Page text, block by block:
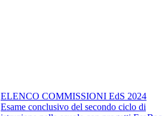
ELENCO COMMISSIONI EdS 2024
Esame conclusivo del secondo ciclo di